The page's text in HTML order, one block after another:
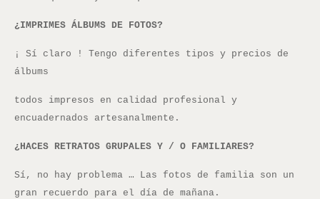
¿IMPRIMES ÁLBUMS DE FOTOS?
¡ Sí claro ! Tengo diferentes tipos y precios de
álbums
todos impresos en calidad profesional y
encuadernados artesanalmente.
¿HACES RETRATOS GRUPALES Y / O FAMILIARES?
Sí, no hay problema … Las fotos de familia son un
gran recuerdo para el día de mañana.